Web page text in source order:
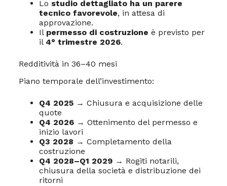
Lo studio dettagliato ha un parere
tecnico favorevole, in attesa di
approvazione.
Il permesso di costruzione è previsto per
il 4° trimestre 2026.
Redditività in 36–40 mesi
Piano temporale dell’investimento:
Q4 2025→ Chiusura e acquisizione delle
quote
Q4 2026→ Ottenimento del permesso e
inizio lavori
Q3 2028 → Completamento della
costruzione
Q4 2028–Q1 2029→ Rogiti notarili,
chiusura della società e distribuzione dei
ritorni